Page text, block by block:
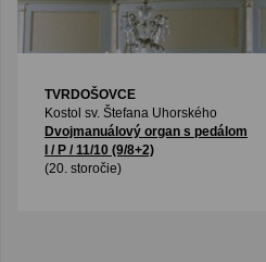
TVRDOŠOVCE
Kostol sv. Štefana Uhorského
Dvojmanuálový organ s pedálom
I / P / 11/10 (9/8+2)
(20. storočie)